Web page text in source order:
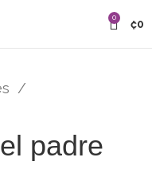
0 ₡0
padre